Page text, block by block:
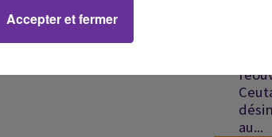
"par erreur". Trois enquêtes
a été décidé et
au...
Accepter et fermer